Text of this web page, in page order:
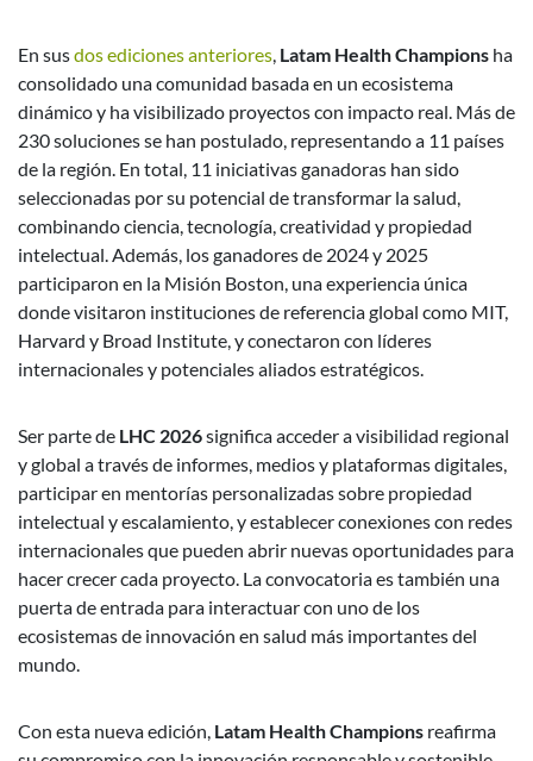
En susdos ediciones anteriores, Latam Health Champions ha
consolidado una comunidad basada en un ecosistema
dinámico y ha visibilizado proyectos con impacto real. Más de
230 soluciones se han postulado, representando a 11 países
de la región. En total, 11 iniciativas ganadoras han sido
seleccionadas por su potencial de transformar la salud,
combinando ciencia, tecnología, creatividad y propiedad
intelectual. Además, los ganadores de 2024 y 2025
participaron en la Misión Boston, una experiencia única
donde visitaron instituciones de referencia global como MIT,
Harvard y Broad Institute, y conectaron con líderes
internacionales y potenciales aliados estratégicos.
Ser parte de LHC 2026significa acceder a visibilidad regional
y global a través de informes, medios y plataformas digitales,
participar en mentorías personalizadas sobre propiedad
intelectual y escalamiento, y establecer conexiones con redes
internacionales que pueden abrir nuevas oportunidades para
hacer crecer cada proyecto. La convocatoria es también una
puerta de entrada para interactuar con uno de los
ecosistemas de innovación en salud más importantes del
mundo.
Con esta nueva edición, Latam Health Champions reafirma